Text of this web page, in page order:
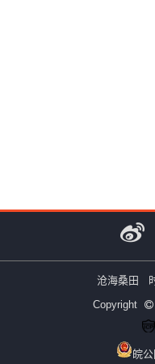
沧海桑田
Copyright
皖